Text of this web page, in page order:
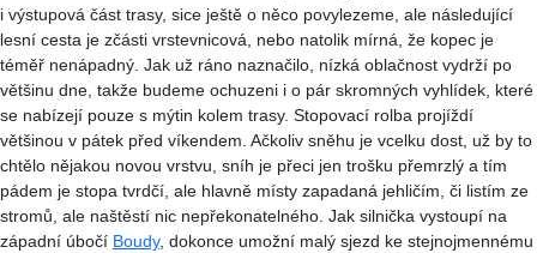
i výstupová část trasy, sice ještě o něco povylezeme, ale následující
lesní cesta je zčásti vrstevnicová, nebo natolik mírná, že kopec je
téměř nenápadný. Jak už ráno naznačilo, nízká oblačnost vydrží po
většinu dne, takže budeme ochuzeni i o pár skromných vyhlídek, které
se nabízejí pouze s mýtin kolem trasy. Stopovací rolba projíždí
většinou v pátek před víkendem. Ačkoliv sněhu je vcelku dost, už by to
chtělo nějakou novou vrstvu, sníh je přeci jen trošku přemrzlý a tím
pádem je stopa tvrdčí, ale hlavně místy zapadaná jehličím, či listím ze
stromů, ale naštěstí nic nepřekonatelného. Jak silnička vystoupí na
západní úbočí Boudy, dokonce umožní malý sjezd ke stejnojmennému